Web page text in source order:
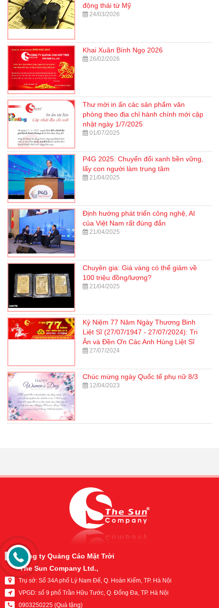
động thái từ Mỹ
24/03/2026
Khai Xuân Bính Ngọ 2026
26/02/2026
Thư mời in ấn các sản phẩm văn
phòng theo địa chỉ hành chính mới cập
nhật ngày 1/7/2025
01/07/2025
P4G 2025: Chuyển đổi xanh bền vững,
lấy con người làm trung tâm
21/04/2025
Định hướng phát triển công nghệ, AI
của Việt Nam rất đúng đắn
21/04/2025
Chuyên gia: Giá vàng có thể giảm về
100 triệu đồng/lượng?
21/04/2025
Kỷ Niệm 77 Năm Ngày Thương Binh
Liệt Sĩ (27/07/1947 - 27/07/2024): Tri
Ân và Đền Ơn Các Anh Hùng Liệt Sĩ
27/07/2024
Chúc mừng ngày Quốc tế phụ nữ 8/3
12/04/2023
Công ty Quảng Cáo Mặt Trời
The Sun Company Ltd.,
Trụ sở: Số 34A phố Lý Nam Đế, Q. Hoàn Kiếm, TP. Hà Nội
VPGD: số 9 phố Trần Hữu Tước, Q. Đống Đa, TP. Hà Nội
0903250225 (Quà tặng)